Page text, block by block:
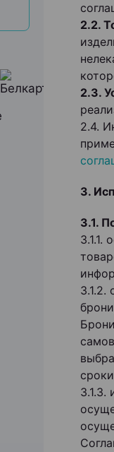
2.2.
2.3.
2.4.
3.
3.1.
3.1.1.
3.1.2.
3.1.3.